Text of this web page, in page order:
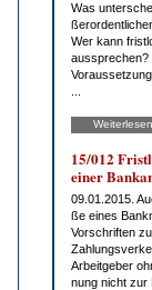
Was
Wer kann
aus­spre­chen?
Weiterlesen
15/012
ei­ner
09.01.2015.
ße ei­nes
Vor­schrif­ten
Ar­beit­ge­ber
nung nicht zur